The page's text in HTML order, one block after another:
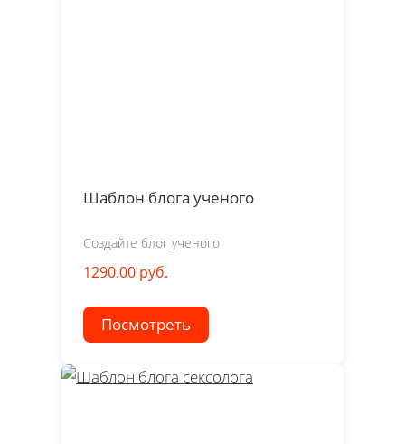
Шаблон блога ученого
Создайте блог ученого
1290.00 руб.
Посмотреть